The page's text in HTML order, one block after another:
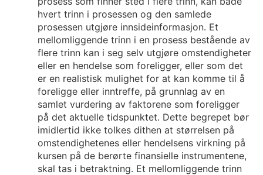
hvert trinn i prosessen og den samlede
prosessen utgjøre innsideinformasjon. Et
mellomliggende trinn i en prosess bestående av
flere trinn kan i seg selv utgjøre omstendigheter
eller en hendelse som foreligger, eller som det
er en realistisk mulighet for at kan komme til å
foreligge eller inntreffe, på grunnlag av en
samlet vurdering av faktorene som foreligger
på det aktuelle tidspunktet. Dette begrepet bør
imidlertid ikke tolkes dithen at størrelsen på
omstendighetenes eller hendelsens virkning på
kursen på de berørte finansielle instrumentene,
skal tas i betraktning. Et mellomliggende trinn